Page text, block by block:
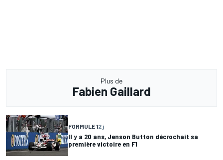
Plus de
Fabien Gaillard
FORMULE 12 j
Il y a 20 ans, Jenson Button décrochait sa
première victoire en F1